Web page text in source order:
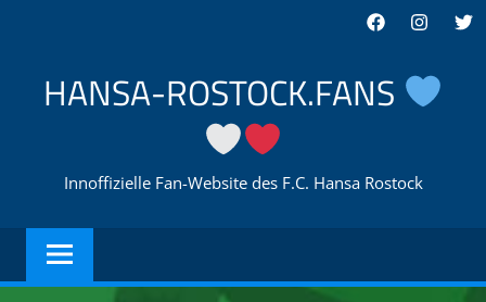
springen
Facebook
HANSA-ROSTOCK.FANS
Innoffizielle Fan-Website des F.C. Hansa Rostock